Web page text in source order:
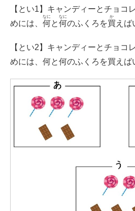
【とい1】キャンディーとチョコ
めには、 何
なに
と何
なに
のふくろを買
か
えば
【とい2】キャンディーとチョコ
めには、何と何のふくろを買えば